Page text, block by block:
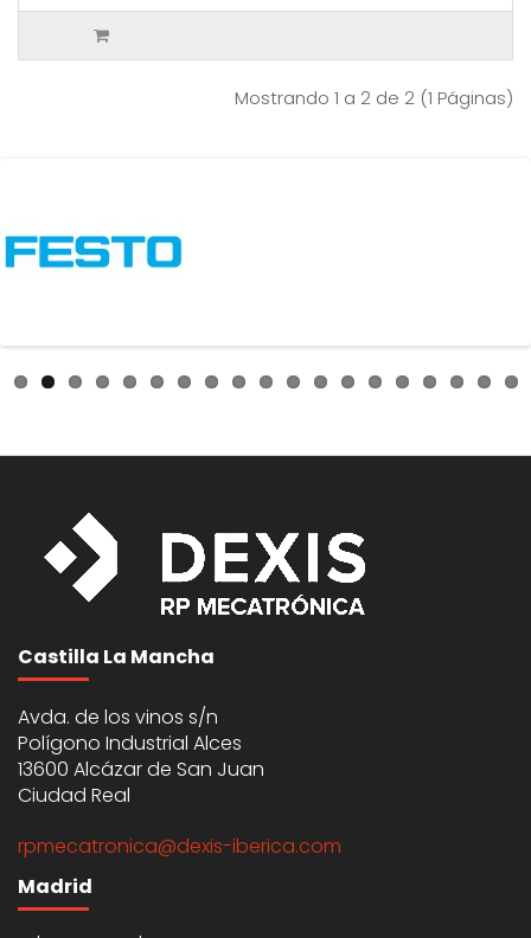
Mostrando 1 a 2 de 2 (1 Páginas)
Castilla La Mancha
Avda. de los vinos s/n
Polígono Industrial Alces
13600 Alcázar de San Juan
Ciudad Real
rpmecatronica@dexis-iberica.com
Madrid